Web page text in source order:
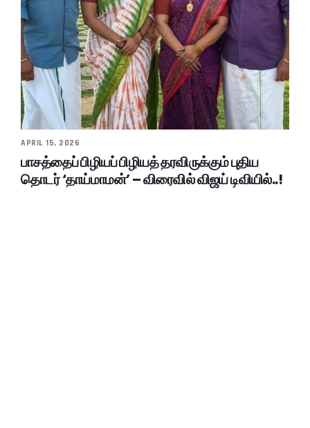
APRIL 15, 2026
பாசத்தைப் பிழியப் பிழியத் தரவிருக்கும் புதிய
தொடர் ‘தாய்மாமன்’ – விரைவில் விஜய் டிவியில்..!